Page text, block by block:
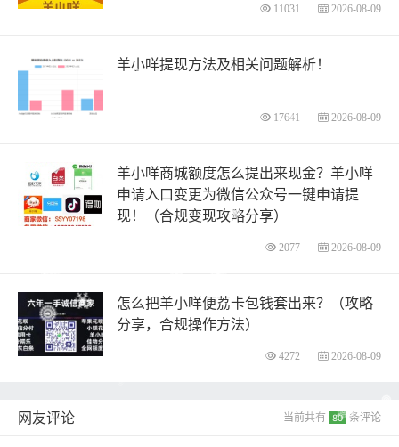
11031 2026-08-09
羊小咩提现方法及相关问题解析！
17641 2026-08-09
羊小咩商城额度怎么提出来现金？羊小咩
申请入口变更为微信公众号一键申请提
现！（合规变现攻略分享）
2077 2026-08-09
怎么把羊小咩便荔卡包钱套出来？（攻略
分享，合规操作方法）
4272 2026-08-09
网友评论 当前共有 80 条评论